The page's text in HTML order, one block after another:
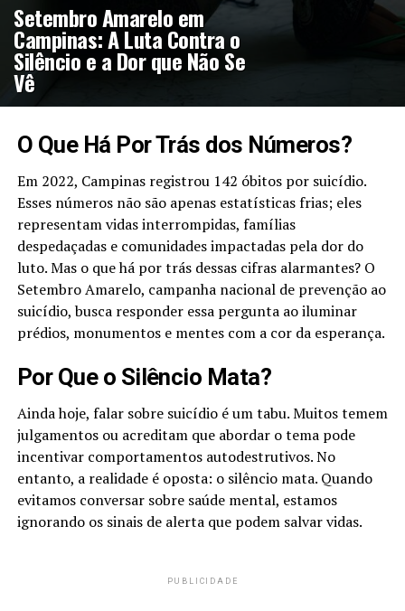
Setembro Amarelo em
Campinas: A Luta Contra o
Silêncio e a Dor que Não Se
Vê
O Que Há Por Trás dos Números?
Em 2022, Campinas registrou 142 óbitos por suicídio.
Esses números não são apenas estatísticas frias; eles
representam vidas interrompidas, famílias
despedaçadas e comunidades impactadas pela dor do
luto. Mas o que há por trás dessas cifras alarmantes? O
Setembro Amarelo, campanha nacional de prevenção ao
suicídio, busca responder essa pergunta ao iluminar
prédios, monumentos e mentes com a cor da esperança.
Por Que o Silêncio Mata?
Ainda hoje, falar sobre suicídio é um tabu. Muitos temem
julgamentos ou acreditam que abordar o tema pode
incentivar comportamentos autodestrutivos. No
entanto, a realidade é oposta: o silêncio mata. Quando
evitamos conversar sobre saúde mental, estamos
ignorando os sinais de alerta que podem salvar vidas.
PUBLICIDADE